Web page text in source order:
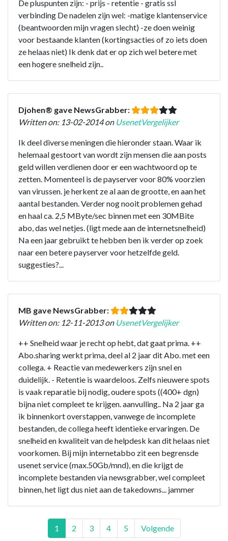
De pluspunten zijn: - prijs - retentie - gratis ssl
verbinding De nadelen zijn wel: -matige klantenservice
(beantwoorden mijn vragen slecht) -ze doen weinig
voor bestaande klanten (kortingsacties of zo iets doen
ze helaas niet) Ik denk dat er op zich wel betere met
een hogere snelheid zijn..
Djohen® gave NewsGrabber:
Written on: 13-02-2014 on UsenetVergelijker
Ik deel diverse meningen die hieronder staan. Waar ik
helemaal gestoort van wordt zijn mensen die aan posts
geld willen verdienen door er een wachtwoord op te
zetten. Momenteel is de payserver voor 80% voorzien
van virussen. je herkent ze al aan de grootte, en aan het
aantal bestanden. Verder nog nooit problemen gehad
en haal ca. 2,5 MByte/sec binnen met een 30MBite
abo, das wel netjes. (ligt mede aan de internetsnelheid)
Na een jaar gebruikt te hebben ben ik verder op zoek
naar een betere payserver voor hetzelfde geld.
suggesties?...
MB gave NewsGrabber:
Written on: 12-11-2013 on UsenetVergelijker
++ Snelheid waar je recht op hebt, dat gaat prima. ++
Abo.sharing werkt prima, deel al 2 jaar dit Abo. met een
collega. + Reactie van medewerkers zijn snel en
duidelijk. - Retentie is waardeloos. Zelfs nieuwere spots
is vaak reparatie bij nodig, oudere spots ((400+ dgn)
bijna niet compleet te krijgen. aanvulling.. Na 2 jaar ga
ik binnenkort overstappen, vanwege de incomplete
bestanden, de collega heeft identieke ervaringen. De
snelheid en kwaliteit van de helpdesk kan dit helaas niet
voorkomen. Bij mijn internetabbo zit een begrensde
usenet service (max.50Gb/mnd), en die krijgt de
incomplete bestanden via newsgrabber, wel compleet
binnen, het ligt dus niet aan de takedowns... jammer
1 2 3 4 5 Volgende